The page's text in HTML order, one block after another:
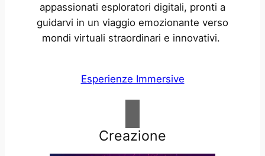
appassionati esploratori digitali, pronti a
guidarvi in un viaggio emozionante verso
mondi virtuali straordinari e innovativi.
Esperienze Immersive
Creazione